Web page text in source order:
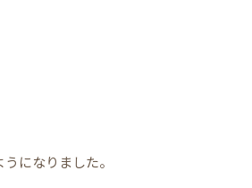
になりました。